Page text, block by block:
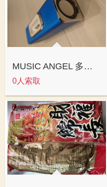
MUSIC ANGEL 多功能音樂播放器喇叭
0人索取